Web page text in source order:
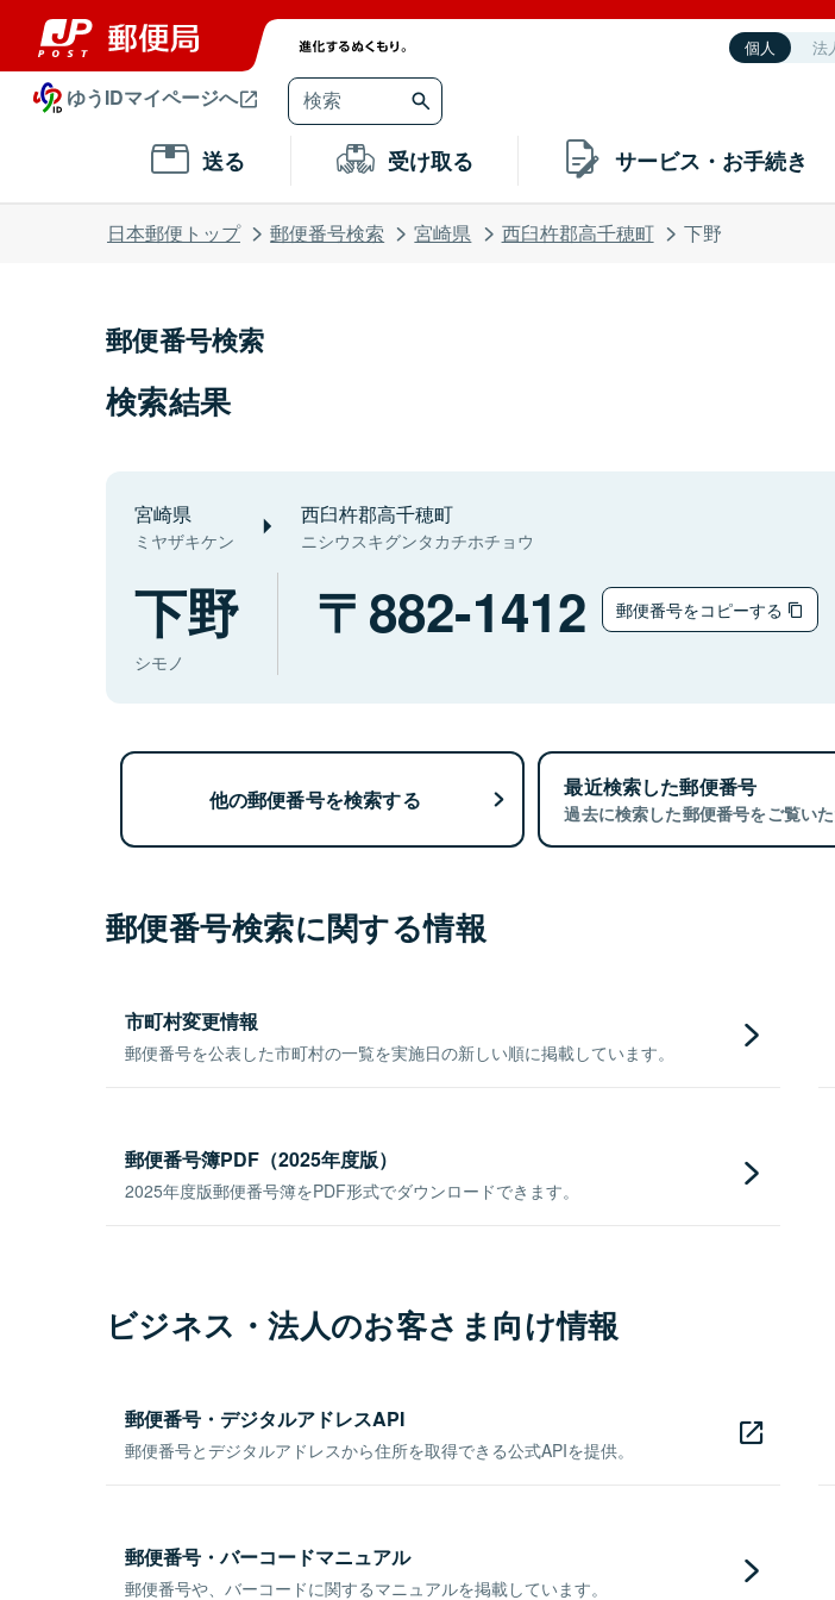
個人 法
ゆうIDマイページへ
送る 受け取る サービス・お手続き
日本郵便トップ 郵便番号検索 宮崎県 西臼杵郡高千穂町 下野
郵便番号検索
検索結果
宮崎県
ミヤザキケン
西臼杵郡高千穂町
ニシウスキグンタカチホチョウ
下野
シモノ
882-1412 郵便番号をコピーする
他の郵便番号を検索する 最近検索した郵便番号
過去に検索した郵便番号をご覧いた
郵便番号検索に関する情報
市町村変更情報
郵便番号を公表した市町村の一覧を実施日の新しい順に掲載しています。
郵便番号簿PDF（2025年度版）
2025年度版郵便番号簿をPDF形式でダウンロードできます。
ビジネス・法人のお客さま向け情報
郵便番号・デジタルアドレスAPI
郵便番号とデジタルアドレスから住所を取得できる公式APIを提供。
郵便番号・バーコードマニュアル
郵便番号や、バーコードに関するマニュアルを掲載しています。